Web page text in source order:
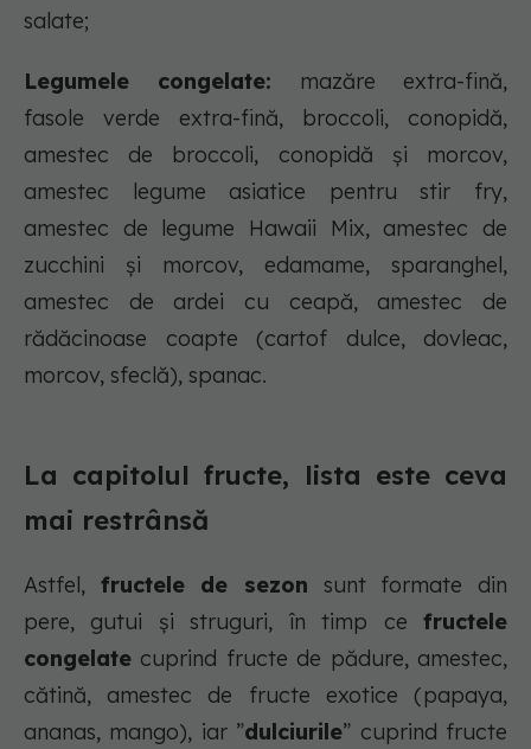
salate;
Legumele congelate: mazăre extra-fină,
fasole verde extra-fină, broccoli, conopidă,
amestec de broccoli, conopidă și morcov,
amestec legume asiatice pentru stir fry,
amestec de legume Hawaii Mix, amestec de
zucchini și morcov, edamame, sparanghel,
amestec de ardei cu ceapă, amestec de
rădăcinoase coapte (cartof dulce, dovleac,
morcov, sfeclă), spanac.
La capitolul fructe, lista este ceva
mai restrânsă
Astfel, fructele de sezon sunt formate din
pere, gutui și struguri, în timp ce fructele
congelate cuprind fructe de pădure, amestec,
cătină, amestec de fructe exotice (papaya,
ananas, mango), iar ”dulciurile” cuprind fructe